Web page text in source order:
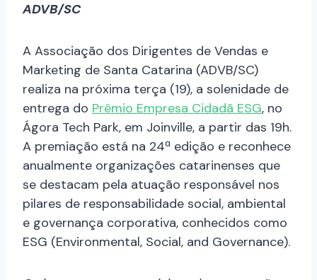
ADVB/SC
A Associação dos Dirigentes de Vendas e
Marketing de Santa Catarina (ADVB/SC)
realiza na próxima terça (19), a solenidade de
entrega do Prêmio Empresa Cidadã ESG, no
Ágora Tech Park, em Joinville, a partir das 19h.
A premiação está na 24ª edição e reconhece
anualmente organizações catarinenses que
se destacam pela atuação responsável nos
pilares de responsabilidade social, ambiental
e governança corporativa, conhecidos como
ESG (Environmental, Social, and Governance).